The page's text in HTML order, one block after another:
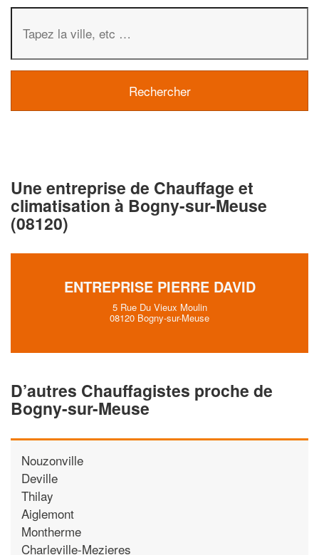
Une entreprise de Chauffage et
climatisation à Bogny-sur-Meuse
(08120)
ENTREPRISE PIERRE DAVID
5 Rue Du Vieux Moulin
08120 Bogny-sur-Meuse
D’autres Chauffagistes proche de
Bogny-sur-Meuse
Nouzonville
Deville
Thilay
Aiglemont
Montherme
Charleville-Mezieres